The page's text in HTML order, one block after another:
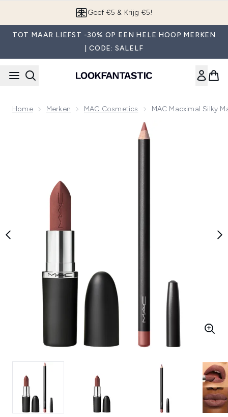
Geef €5 & Krijg €5!
TOT MAAR LIEFST -30% OP EEN HELE HOOP MERKEN
| CODE: SALELF
Home Merken MAC Cosmetics MAC Macximal Silky
Now showing image 1 MAC Macximal Silky Matte Lip Duo -